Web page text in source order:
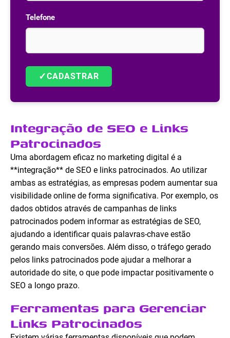
Telefone
✓CADASTRAR
Integração de SEO e Links
Patrocinados
Uma abordagem eficaz no marketing digital é a
**integração** de SEO e links patrocinados. Ao utilizar
ambas as estratégias, as empresas podem aumentar sua
visibilidade online de forma significativa. Por exemplo, os
dados obtidos através de campanhas de links
patrocinados podem informar as estratégias de SEO,
ajudando a identificar quais palavras-chave estão
gerando mais conversões. Além disso, o tráfego gerado
pelos links patrocinados pode ajudar a melhorar a
autoridade do site, o que pode impactar positivamente o
SEO a longo prazo.
Ferramentas para Gerenciar
Links Patrocinados